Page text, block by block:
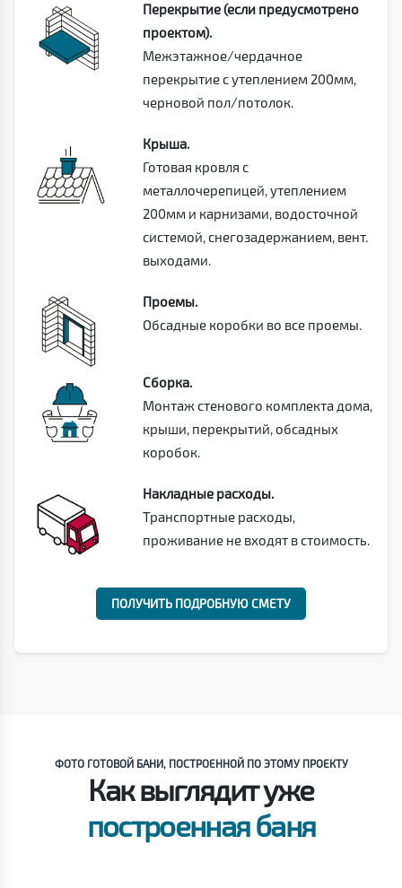
Перекрытие (если предусмотрено
проектом).
Межэтажное/чердачное
перекрытие с утеплением 200мм,
черновой пол/потолок.
Крыша.
Готовая кровля с
металлочерепицей, утеплением
200мм и карнизами, водосточной
системой, снегозадержанием, вент.
выходами.
Проемы.
Обсадные коробки во все проемы.
Сборка.
Монтаж стенового комплекта дома,
крыши, перекрытий, обсадных
коробок.
Накладные расходы.
Транспортные расходы,
проживание не входят в стоимость.
ПОЛУЧИТЬ ПОДРОБНУЮ СМЕТУ
ФОТО ГОТОВОЙ БАНИ, ПОСТРОЕННОЙ ПО ЭТОМУ ПРОЕКТУ
Как выглядит уже
построенная баня